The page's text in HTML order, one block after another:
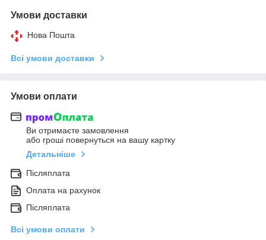
Умови доставки
Нова Пошта
Всі умови доставки
Умови оплати
Ви отримаєте замовлення
або гроші повернуться на вашу картку
Детальніше
Післяплата
Оплата на рахунок
Післяплата
Всі умови оплати